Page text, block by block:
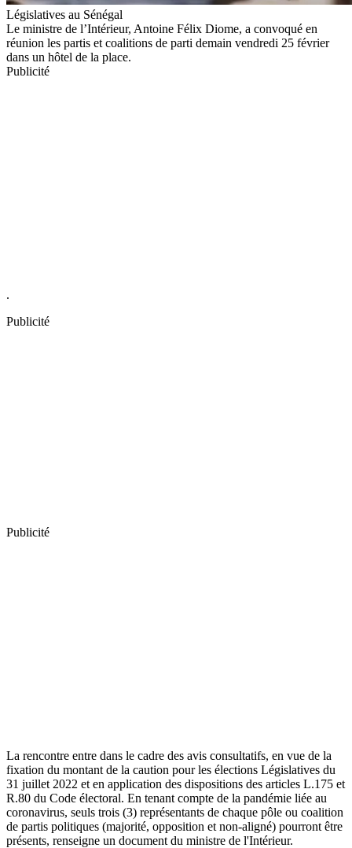
Législatives au Sénégal
Le ministre de l’Intérieur, Antoine Félix Diome, a convoqué en
réunion les partis et coalitions de parti demain vendredi 25 février
dans un hôtel de la place.
Publicité
.
Publicité
Publicité
La rencontre entre dans le cadre des avis consultatifs, en vue de la
fixation du montant de la caution pour les élections Législatives du
31 juillet 2022 et en application des dispositions des articles L.175 et
R.80 du Code électoral. En tenant compte de la pandémie liée au
coronavirus, seuls trois (3) représentants de chaque pôle ou coalition
de partis politiques (majorité, opposition et non-aligné) pourront être
présents, renseigne un document du ministre de l'Intérieur.